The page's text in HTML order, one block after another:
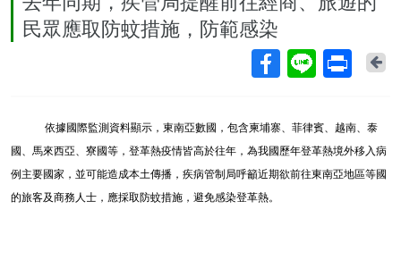
民眾應取防蚊措施，防範感染
依據國際監測資料顯示，東南亞數國，包含柬埔寨、菲律賓、越南、泰
國、馬來西亞、寮國等，登革熱疫情皆高於往年，為我國歷年登革熱境外移入病
例主要國家，並可能造成本土傳播，疾病管制局呼籲近期欲前往東南亞地區等國
的旅客及商務人士，應採取防蚊措施，避免感染登革熱。